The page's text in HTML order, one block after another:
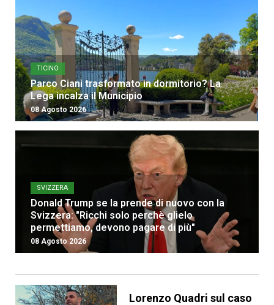
TICINO
Parco Ciani trasformato in dormitorio? La
Lega incalza il Municipio
08 Agosto 2026
SVIZZERA
Donald Trump se la prende di nuovo con la
Svizzera: "Ricchi solo perchè glielo
permettiamo, devono pagare di più"
08 Agosto 2026
Lorenzo Quadri sul caso